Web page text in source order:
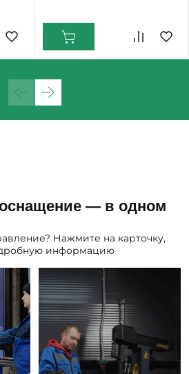
— в одном
Нажмите на карточку,
информацию